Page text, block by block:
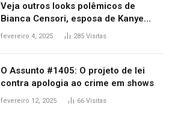
Veja outros looks polêmicos de
Bianca Censori, esposa de Kanye
West que apareceu nua no Grammy
fevereiro 4, 2025 285 Visitas
O Assunto #1405: O projeto de lei
contra apologia ao crime em shows
fevereiro 12, 2025 66 Visitas